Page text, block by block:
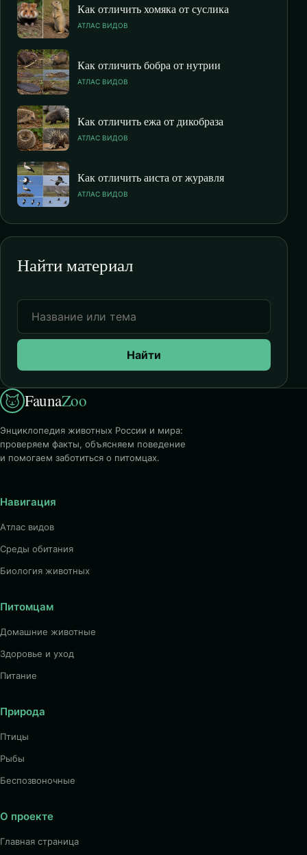
Как отличить хомяка от суслика
АТЛАС ВИДОВ
Как отличить бобра от нутрии
АТЛАС ВИДОВ
Как отличить ежа от дикобраза
АТЛАС ВИДОВ
Как отличить аиста от журавля
АТЛАС ВИДОВ
Найти материал
Найти
FaunaZoo
Энциклопедия животных России и мира:
проверяем факты, объясняем поведение
и помогаем заботиться о питомцах.
Навигация
Атлас видов
Среды обитания
Биология животных
Питомцам
Домашние животные
Здоровье и уход
Питание
Природа
Птицы
Рыбы
Беспозвоночные
О проекте
Главная страница